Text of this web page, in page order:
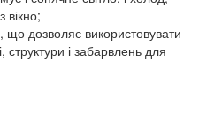
вікно;
що дозволяє використовувати
структури і забарвлень для